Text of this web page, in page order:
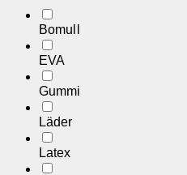
Bomull
EVA
Gummi
Läder
Latex